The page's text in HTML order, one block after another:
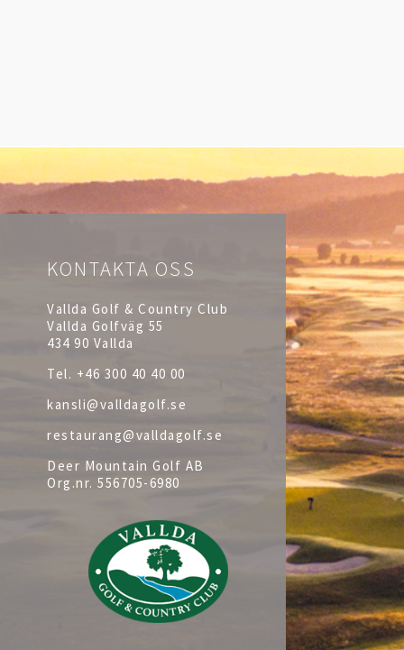
KONTAKTA OSS
Vallda Golf & Country Club
Vallda Golfväg 55
434 90 Vallda
Tel. +46 300 40 40 00
kansli@valldagolf.se
restaurang@valldagolf.se
Deer Mountain Golf AB
Org.nr. 556705-6980